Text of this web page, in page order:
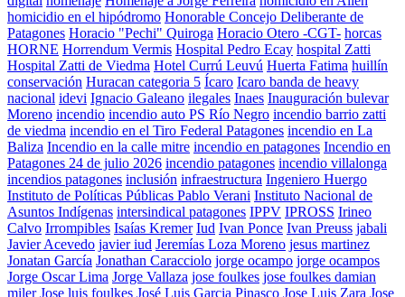
homicidio en el hipódromo Honorable Concejo Deliberante de
Patagones Horacio "Pechi" Quiroga Horacio Otero -CGT- horcas
HORNE Horrendum Vermis Hospital Pedro Ecay hospital Zatti
Hospital Zatti de Viedma Hotel Currú Leuvú Huerta Fatima huillín
conservación Huracan categoria 5 Ícaro Icaro banda de heavy
nacional idevi Ignacio Galeano ilegales Inaes Inauguración bulevar
Moreno incendio incendio auto PS Río Negro incendio barrio zatti
de viedma incendio en el Tiro Federal Patagones incendio en La
Baliza Incendio en la calle mitre incendio en patagones Incendio en
Patagones 24 de julio 2026 incendio patagones incendio villalonga
incendios patagones inclusión infraestructura Ingeniero Huergo
Instituto de Políticas Públicas Pablo Verani Instituto Nacional de
Asuntos Indígenas intersindical patagones IPPV IPROSS Irineo
Calvo Irrompibles Isaías Kremer Iud Ivan Ponce Ivan Preuss jabali
Javier Acevedo javier iud Jeremías Loza Moreno jesus martinez
Jonatan García Jonathan Caracciolo jorge ocampo jorge ocampos
Jorge Oscar Lima Jorge Vallaza jose foulkes jose foulkes damian
miler Jose luis foulkes José Luis Garcia Pinasco Jose Luis Zara Jose